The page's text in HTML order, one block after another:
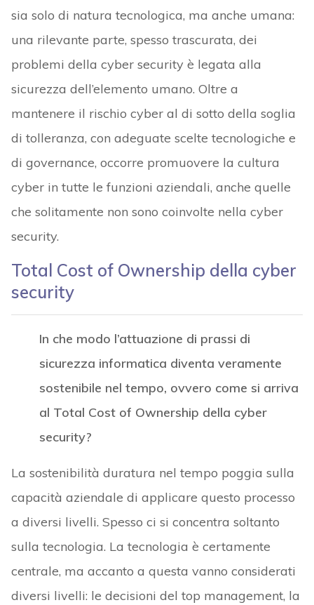
sia solo di natura tecnologica, ma anche umana:
una rilevante parte, spesso trascurata, dei
problemi della cyber security è legata alla
sicurezza dell’elemento umano. Oltre a
mantenere il rischio cyber al di sotto della soglia
di tolleranza, con adeguate scelte tecnologiche e
di governance, occorre promuovere la cultura
cyber in tutte le funzioni aziendali, anche quelle
che solitamente non sono coinvolte nella cyber
security.
Total Cost of Ownership della cyber
security
In che modo l’attuazione di prassi di
sicurezza informatica diventa veramente
sostenibile nel tempo, ovvero come si arriva
al Total Cost of Ownership della cyber
security?
La sostenibilità duratura nel tempo poggia sulla
capacità aziendale di applicare questo processo
a diversi livelli. Spesso ci si concentra soltanto
sulla tecnologia. La tecnologia è certamente
centrale, ma accanto a questa vanno considerati
diversi livelli: le decisioni del top management, la